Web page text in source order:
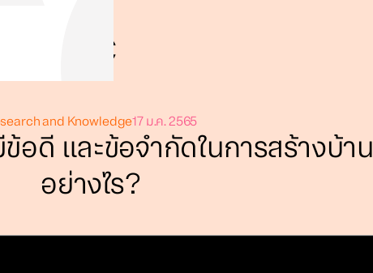
and Knowledge17 ม.ค. 2565
อดี และข้อจำกัดในการสร้างบ้าน
อย่างไร?